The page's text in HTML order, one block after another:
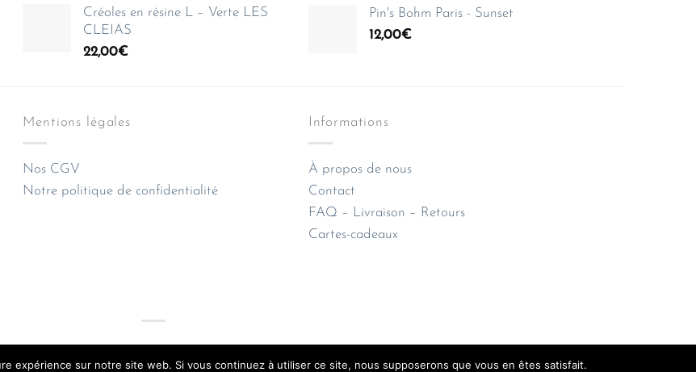
Créoles en résine L – Verte LES
CLEIAS
22,00€
Pin's Bohm Paris - Sunset
12,00€
Mentions légales
Nos CGV
Notre politique de confidentialité
Informations
À propos de nous
Contact
FAQ – Livraison – Retours
Cartes-cadeaux
Apple Credit Google Klarna MasterCard
Visa
expérience sur notre site web. Si vous continuez à utiliser ce site, nous supposerons que vous en êtes satisfait.